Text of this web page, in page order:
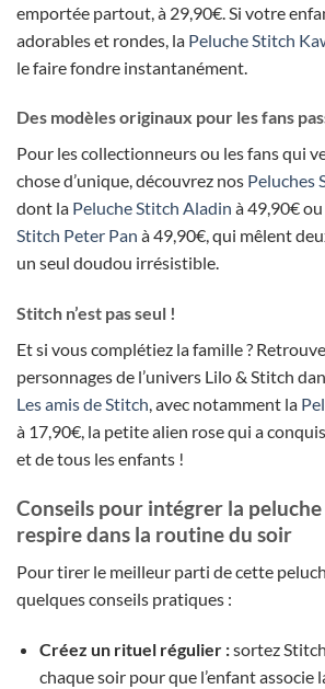
emportée partout, à 29,90€. Si votre
adorables et rondes, la Peluche Stitch
le faire fondre instantanément.
Des modèles originaux pour les fans
Pour les collectionneurs ou les fans qui
chose d’unique, découvrez nos Peluches
dont la Peluche Stitch Aladin à 49,90€
Stitch Peter Pan à 49,90€, qui mêlent
un seul doudou irrésistible.
Stitch n’est pas seul !
Et si vous complétiez la famille ?
personnages de l’univers Lilo & Stitch
Les amis de Stitch, avec notamment la
à 17,90€, la petite alien rose qui a
et de tous les enfants !
Conseils pour intégrer la
respire dans la routine du soir
Pour tirer le meilleur parti de cette
quelques conseils pratiques :
Créez un rituel régulier :sortez
chaque soir pour que l’enfant associe